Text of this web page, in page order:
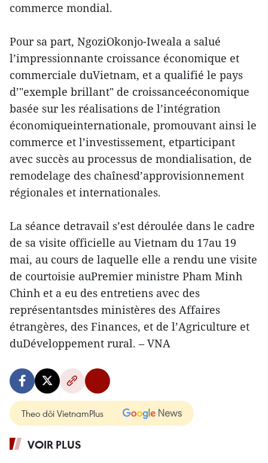
commerce mondial.
Pour sa part, NgoziOkonjo-Iweala a salué
l’impressionnante croissance économique et
commerciale duVietnam, et a qualifié le pays
d’"exemple brillant" de croissanceéconomique
basée sur les réalisations de l’intégration
économiqueinternationale, promouvant ainsi le
commerce et l’investissement, etparticipant
avec succès au processus de mondialisation, de
remodelage des chaînesd’approvisionnement
régionales et internationales.
La séance detravail s’est déroulée dans le cadre
de sa visite officielle au Vietnam du 17au 19
mai, au cours de laquelle elle a rendu une visite
de courtoisie auPremier ministre Pham Minh
Chinh et a eu des entretiens avec des
représentantsdes ministères des Affaires
étrangères, des Finances, et de l’Agriculture et
duDéveloppement rural. – VNA
Theo dõi VietnamPlus
VOIR PLUS